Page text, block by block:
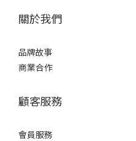
關於我們
品牌故事
商業合作
顧客服務
會員服務